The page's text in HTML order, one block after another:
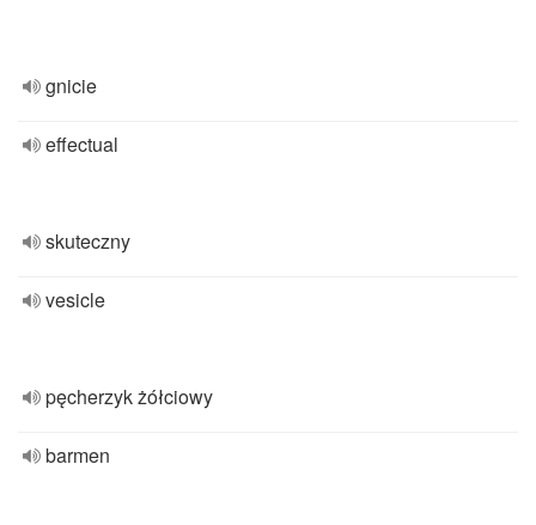
gnicie
effectual
skuteczny
vesicle
pęcherzyk żółciowy
barmen